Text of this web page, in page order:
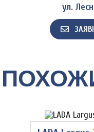
ул.